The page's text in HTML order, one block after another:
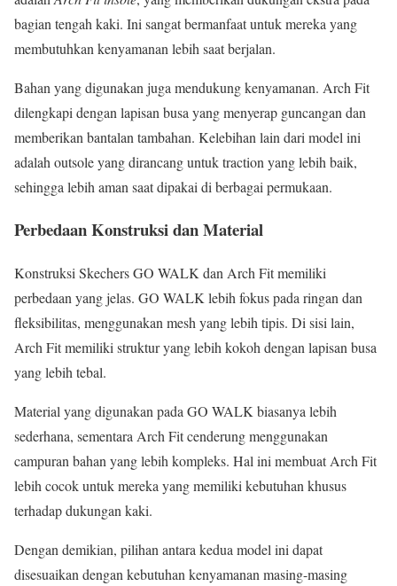
bagian tengah kaki. Ini sangat bermanfaat untuk mereka yang
membutuhkan kenyamanan lebih saat berjalan.
Bahan yang digunakan juga mendukung kenyamanan. Arch Fit
dilengkapi dengan lapisan busa yang menyerap guncangan dan
memberikan bantalan tambahan. Kelebihan lain dari model ini
adalah outsole yang dirancang untuk traction yang lebih baik,
sehingga lebih aman saat dipakai di berbagai permukaan.
Perbedaan Konstruksi dan Material
Konstruksi Skechers GO WALK dan Arch Fit memiliki
perbedaan yang jelas. GO WALK lebih fokus pada ringan dan
fleksibilitas, menggunakan mesh yang lebih tipis. Di sisi lain,
Arch Fit memiliki struktur yang lebih kokoh dengan lapisan busa
yang lebih tebal.
Material yang digunakan pada GO WALK biasanya lebih
sederhana, sementara Arch Fit cenderung menggunakan
campuran bahan yang lebih kompleks. Hal ini membuat Arch Fit
lebih cocok untuk mereka yang memiliki kebutuhan khusus
terhadap dukungan kaki.
Dengan demikian, pilihan antara kedua model ini dapat
disesuaikan dengan kebutuhan kenyamanan masing-masing